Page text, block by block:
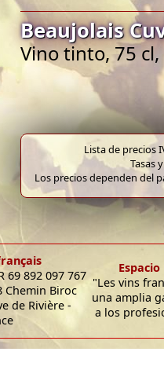
Beaujolais
Vino tinto, 75 cl,
Lista de precios
Tasas
Los precios dependen del
69 892 097 767
Chemin Biroc
de Rivière -
"Les vins
una amplia
a los